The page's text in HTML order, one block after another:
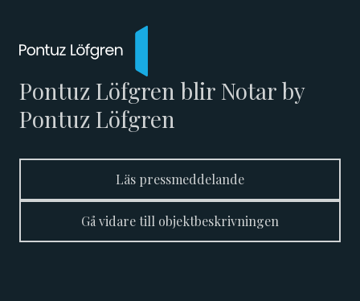
Pontuz Löfgren blir Notar by
Pontuz Löfgren
Läs pressmeddelande
Gå vidare till objektbeskrivningen